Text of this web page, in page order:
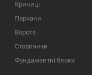
Криниці
Паркани
Ворота
Стовпчики
Фундаментні блоки